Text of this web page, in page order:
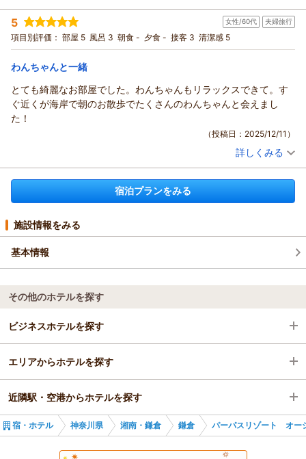
またご連絡をいただいたにもかかわらず迅速な対応ができず、
多大なるご不便とご不安をおかけしましたこと、心よりお詫び
申し上げます。
さらに折り返しのご連絡もできておらず、不誠実とのご指摘を
真摯に受け止めております。
防止に努めてまいります。
この度は貴重なご意見をありがとうございました。
宿泊時期： 2026年03月宿泊 (家族旅行)
投稿者： ましゃさん
宿泊プラン： ◆◆ 1フロア貸切りプラン 由比ガ浜海岸1分・和田塚駅6分・
全室ペット可・キッチン付 ◆◆
和洋室 食事なし
宿泊価格帯： 8,001～9,000円(大人一人あたり/税込)
パーパスリゾート オーシャンビュー鎌倉からの返信
この度は「パーパスリゾートオーシャンビュー鎌倉」ご宿泊い
ただき誠にありがとうございました。
お部屋の清掃不備によりご不快な思いをおかけしましたこと、
いただいたご指摘を真摯に受け止め、清掃体制の見直しと改善
に努めてまいります。
そのような中でも、予約時や駐車場のご案内についてお褒めの
誠にありがとうございます。
またのご利用を心よりお待ちしております。
5 女性/60代 夫婦旅行
項目別評価： 部屋 5 風呂 3 朝食 - 夕食 - 接客 3 清潔感 5
わんちゃんと一緒
とても綺麗なお部屋でした。わんちゃんもリラックスできて。す
ぐ近くが海岸で朝のお散歩でたくさんのわんちゃんと会えまし
た！
（投稿日：2025/12/11）
投稿者： 真弓さん(女性/60代)
宿泊プラン： ◆◆ 1フロア貸切りプラン 由比ガ浜海岸1分・和田塚駅6分・
全室ペット可・キッチン付 ◆◆
和洋室 食事なし
パーパスリゾート オーシャンビュー鎌倉からの返信
この度はパーパスリゾートオーシャンビュー鎌倉にご宿泊いた
だきまして誠にありがとうございました。
愛犬とのご滞在を、宿の提供というかたちでお役立てできたこ
と、大変嬉しく存じます。
また機会がございましたら、当ホテルをご利用いただけますと
幸いです。
またのお越しを心よりお待ちしております。
詳しくみる
宿泊プランをみる
施設情報をみる
基本情報
その他のホテルを探す
ビジネスホテルを探す
神奈川県
湘南・鎌倉
鎌倉
エリアからホテルを探す
神奈川県
湘南・鎌倉
近隣駅・空港からホテルを探す
和田塚駅
宿・ホテル 神奈川県 湘南・鎌倉 鎌倉 パーパスリゾート オー